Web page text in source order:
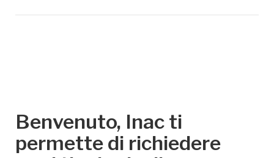
Benvenuto, Inac ti
permette di richiedere